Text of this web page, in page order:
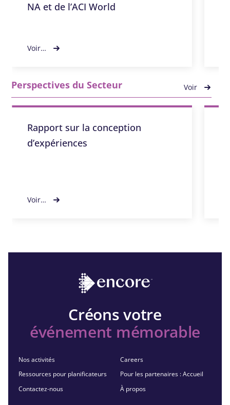
NA et de l’ACI World
Voir…
Perspectives du Secteur Voir
Rapport sur la conception
d’expériences
Voir…
Créons votre
événement mémorable
Nos activités
Ressources pour planificateurs
Contactez-nous
Careers
Pour les partenaires : Accueil
À propos